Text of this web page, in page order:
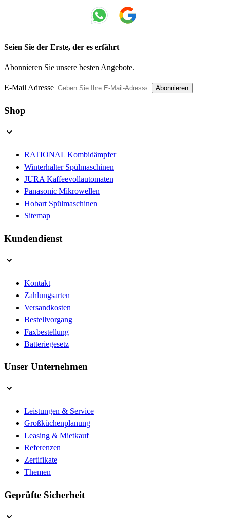
Seien Sie der Erste, der es erfährt
Abonnieren Sie unsere besten Angebote.
E-Mail Adresse Abonnieren
Shop
RATIONAL Kombidämpfer
Winterhalter Spülmaschinen
JURA Kaffeevollautomaten
Panasonic Mikrowellen
Hobart Spülmaschinen
Sitemap
Kundendienst
Kontakt
Zahlungsarten
Versandkosten
Bestellvorgang
Faxbestellung
Batteriegesetz
Unser Unternehmen
Leistungen & Service
Großküchenplanung
Leasing & Mietkauf
Referenzen
Zertifikate
Themen
Geprüfte Sicherheit